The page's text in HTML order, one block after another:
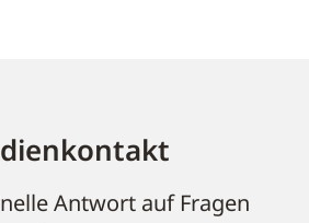
Antwort auf Fragen